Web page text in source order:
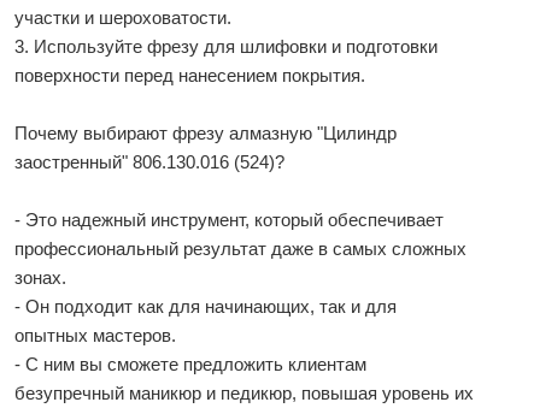
участки и шероховатости.
3. Используйте фрезу для шлифовки и подготовки
поверхности перед нанесением покрытия.
Почему выбирают фрезу алмазную "Цилиндр
заостренный" 806.130.016 (524)?
- Это надежный инструмент, который обеспечивает
профессиональный результат даже в самых сложных
зонах.
- Он подходит как для начинающих, так и для
опытных мастеров.
- С ним вы сможете предложить клиентам
безупречный маникюр и педикюр, повышая уровень их